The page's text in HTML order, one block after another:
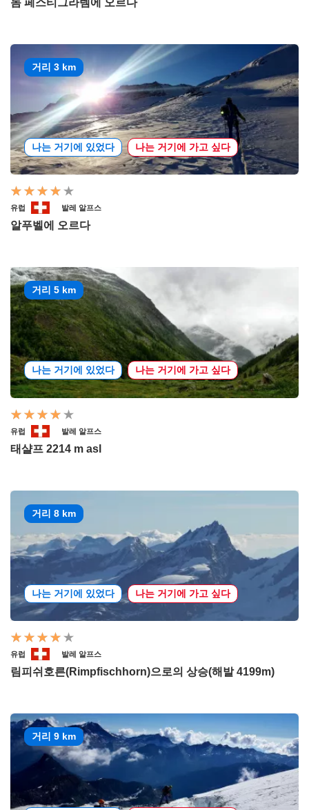
돔 페스티그라템에 오르다
거리 3 km
나는 거기에 있었다 나는 거기에 가고 싶다
유럽 발레 알프스
알푸벨에 오르다
거리 5 km
나는 거기에 있었다 나는 거기에 가고 싶다
유럽 발레 알프스
태샬프 2214 m asl
거리 8 km
나는 거기에 있었다 나는 거기에 가고 싶다
유럽 발레 알프스
림피쉬호른(Rimpfischhorn)으로의 상승(해발 4199m)
거리 9 km